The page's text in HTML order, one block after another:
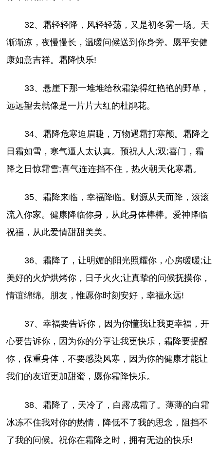
32、霜轻轻降，风轻轻荡，又是初冬雾一场。天
渐渐凉，夜慢慢长，温暖问候送到你身旁。愿平安健
康如意吉祥。霜降快乐!
33、悬崖下那一堆堆给秋霜染得红艳艳的野草，
远远望去就像是一片片大红的杜鹃花。
34、霜降危寒迫眉睫，万物遇霜打寒颤。霜降之
日霜如雪，寒气逼人太认真。预祝人人;双;喜门，霜
降之日惊霜雪;喜气连连挡不住，热火朝天化寒霜。
35、霜降来临，幸福降临。财源从天而降，滚滚
流入你家。健康降临你身，从此身体棒棒。爱神降临
祝福，从此爱情甜甜美美。
36、霜降了，让明媚的阳光照耀你，心房暖暖;让
美好的火炉烘烤你，日子火火;让真挚的问候抚摸你，
情谊绵绵。朋友，惟愿你时刻安好，幸福永远!
37、幸福要告诉你，因为你懂我让我更幸福，开
心要告诉你，因为你的分享让我更快乐，霜降要提醒
你，保重身体，不要感染风寒，因为你的健康才能让
我们的友谊更加甜蜜，愿你霜降快乐。
38、霜降了，天冷了，白露成霜了。薄薄的白霜
冰冻不住我对你的热情，降低不了我的思念，阻挡不
了我的问候。祝你在霜降之时，拥有无边的快乐!